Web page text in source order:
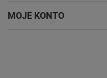
MOJE KONTO